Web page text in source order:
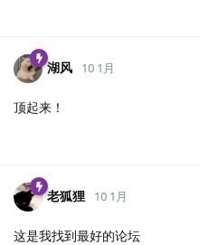
湖风 10 1月
顶起来！
老狐狸 10 1月
这是我找到最好的论坛